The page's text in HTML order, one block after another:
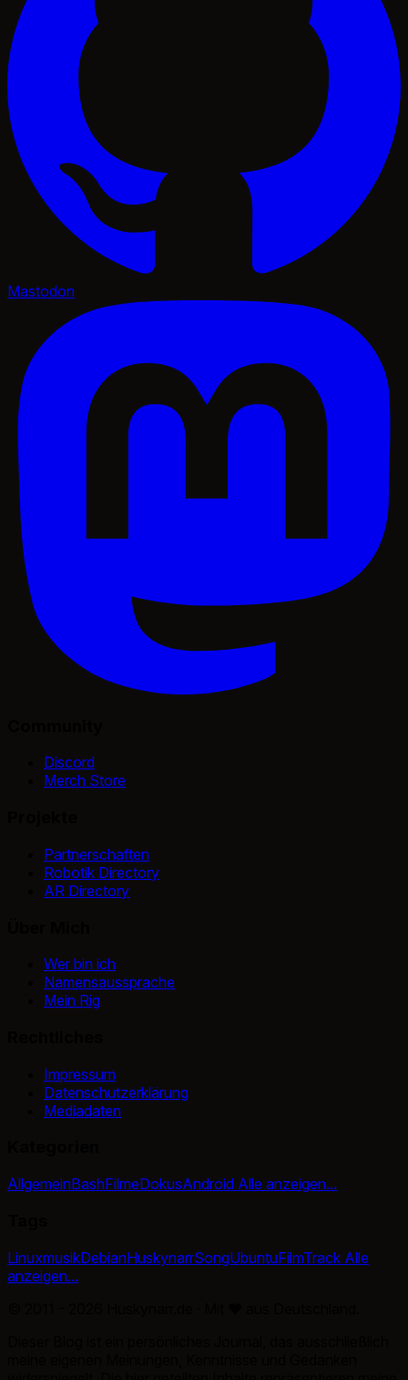
Mastodon
Discord
Merch Store
Partnerschaften
Robotik Directory
AR Directory
Wer bin ich
Namensaussprache
Mein Rig
Impressum
Datenschutzerklärung
Mediadaten
AllgemeinBashFilmeDokusAndroid Alle anzeigen...
LinuxmusikDebianHuskynarrSongUbuntuFilmTrack Alle
anzeigen...